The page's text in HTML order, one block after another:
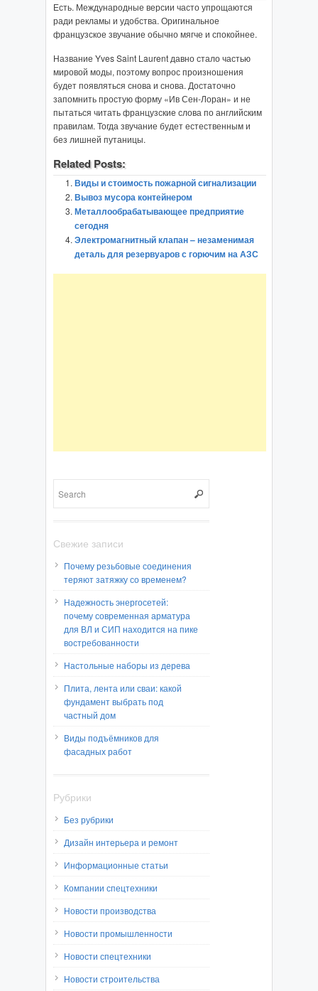
Есть. Международные версии часто упрощаются
ради рекламы и удобства. Оригинальное
французское звучание обычно мягче и спокойнее.
Название Yves Saint Laurent давно стало частью
мировой моды, поэтому вопрос произношения
будет появляться снова и снова. Достаточно
запомнить простую форму «Ив Сен-Лоран» и не
пытаться читать французские слова по английским
правилам. Тогда звучание будет естественным и
без лишней путаницы.
Related Posts:
Виды и стоимость пожарной сигнализации
Вывоз мусора контейнером
Металлообрабатывающее предприятие
сегодня
Электромагнитный клапан – незаменимая
деталь для резервуаров с горючим на АЗС
Свежие записи
Почему резьбовые соединения
теряют затяжку со временем?
Надежность энергосетей:
почему современная арматура
для ВЛ и СИП находится на пике
востребованности
Настольные наборы из дерева
Плита, лента или сваи: какой
фундамент выбрать под
частный дом
Виды подъёмников для
фасадных работ
Рубрики
Без рубрики
Дизайн интерьера и ремонт
Информационные статьи
Компании спецтехники
Новости производства
Новости промышленности
Новости спецтехники
Новости строительства